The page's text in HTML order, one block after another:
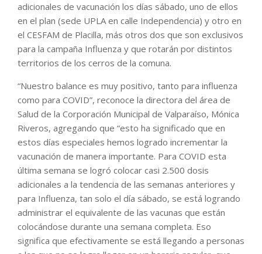
adicionales de vacunación los días sábado, uno de ellos
en el plan (sede UPLA en calle Independencia) y otro en
el CESFAM de Placilla, más otros dos que son exclusivos
para la campaña Influenza y que rotarán por distintos
territorios de los cerros de la comuna.
“Nuestro balance es muy positivo, tanto para influenza
como para COVID”, reconoce la directora del área de
Salud de la Corporación Municipal de Valparaíso, Mónica
Riveros, agregando que “esto ha significado que en
estos días especiales hemos logrado incrementar la
vacunación de manera importante. Para COVID esta
última semana se logró colocar casi 2.500 dosis
adicionales a la tendencia de las semanas anteriores y
para Influenza, tan solo el día sábado, se está logrando
administrar el equivalente de las vacunas que están
colocándose durante una semana completa. Eso
significa que efectivamente se está llegando a personas